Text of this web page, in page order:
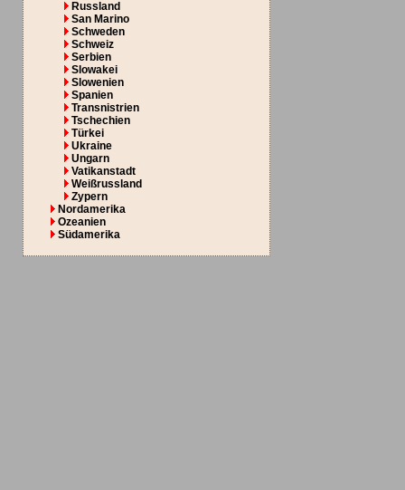
Russland
San Marino
Schweden
Schweiz
Serbien
Slowakei
Slowenien
Spanien
Transnistrien
Tschechien
Türkei
Ukraine
Ungarn
Vatikanstadt
Weißrussland
Zypern
Nordamerika
Ozeanien
Südamerika